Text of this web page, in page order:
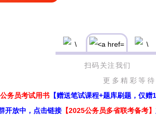
扫码关注我们
等待你发
务员考试用书 【赠送笔试课程+题库刷题，仅赠1
开放中，点击链接 【2025公务员多省联考备考】